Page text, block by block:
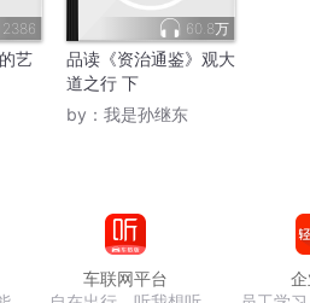
2386
艺
60.8万
品读《资治通鉴》观大
道之行 下
by： 我是孙继东
车联网平台